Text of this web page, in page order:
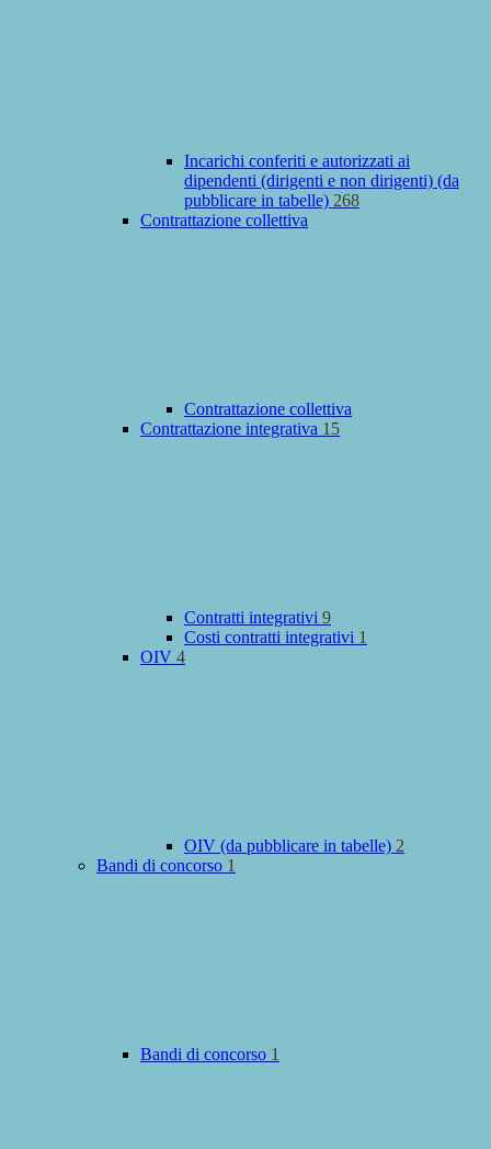
Incarichi conferiti e autorizzati ai
dipendenti (dirigenti e non dirigenti) (da
pubblicare in tabelle) 268
Contrattazione collettiva
Contrattazione collettiva
Contrattazione integrativa 15
Contratti integrativi 9
Costi contratti integrativi 1
OIV 4
OIV (da pubblicare in tabelle) 2
Bandi di concorso 1
Bandi di concorso 1